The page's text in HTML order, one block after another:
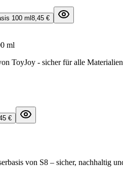
100 ml 8,45 €
ml
ToyJoy - sicher für alle
€
von S8 – sicher, nachhaltig